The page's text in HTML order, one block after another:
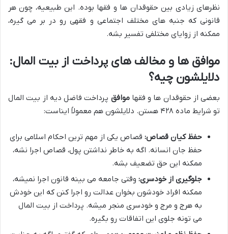
نظرهای زیادی بین حقوقدان ها و فقها بوده. این طبیعیه، چون هر
قانونی که جنبه های مختلف اجتماعی و فقهی رو در بر می گیره،
ممکنه از زوایای مختلفی تفسیر بشه.
موافق ها و مخالف های پرداخت از بیت المال:
دلایلشون چیه؟
بعضی از حقوقدان ها و فقهاموافق پرداخت فاضل دیه از بیت المال
تو شرایط ماده ۴۲۸ هستن. دلایلشون هم معمولاً ایناست:
حفظ کیان قصاص: قصاص یکی از مهم ترین احکام اسلامی برای
حفظ جان انسانه. اگه به خاطر نداشتن پول، قصاص اجرا نشه،
ممکنه این حق تضعیف بشه.
جلوگیری از خودسری: وقتی جامعه می بینه قانون اجرا نمیشه،
ممکنه افراد خودشون بخوان عدالت رو اجرا کنن که این خودش
به هرج و مرج و خودسری منجر میشه. پرداخت از بیت المال
می تونه جلوی این اتفاقات رو بگیره.